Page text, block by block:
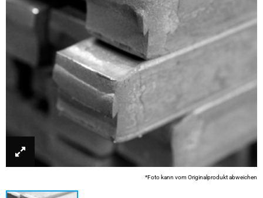
*Foto kann vom Originalprodukt abweichen